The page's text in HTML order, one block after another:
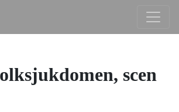
scen